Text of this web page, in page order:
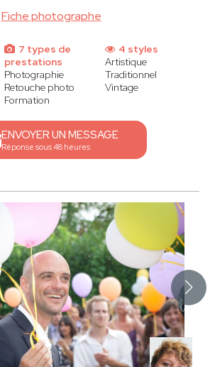
Fiche photographe
7 types de
prestations
Photographie
Retouche photo
Formation
4 styles
Artistique
Traditionnel
Vintage
ENVOYER UN MESSAGE
Réponse sous 48 heures